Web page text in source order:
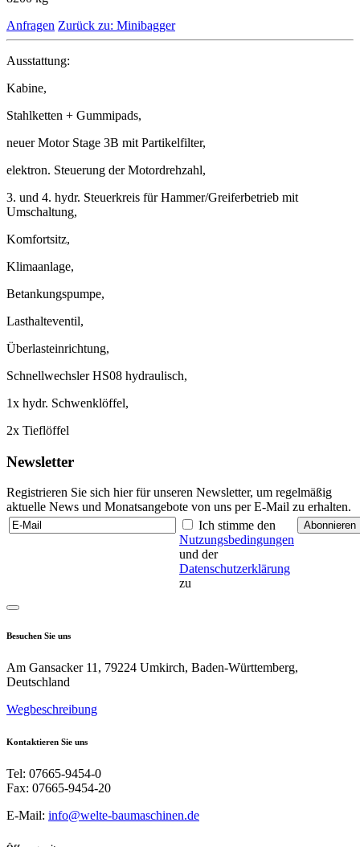
Anfragen Zurück zu: Minibagger
Ausstattung:
Kabine,
Stahlketten + Gummipads,
neuer Motor Stage 3B mit Partikelfilter,
elektron. Steuerung der Motordrehzahl,
3. und 4. hydr. Steuerkreis für Hammer/Greiferbetrieb mit
Umschaltung,
Komfortsitz,
Klimaanlage,
Betankungspumpe,
Lasthalteventil,
Überlasteinrichtung,
Schnellwechsler HS08 hydraulisch,
1x hydr. Schwenklöffel,
2x Tieflöffel
Newsletter
Registrieren Sie sich hier für unseren Newsletter, um regelmäßig
aktuelle News und Monatsangebote von uns per E-Mail zu erhalten.
Ich stimme den
Nutzungsbedingungen
und der
Datenschutzerklärung
zu
Besuchen Sie uns
Am Gansacker 11, 79224 Umkirch, Baden-Württemberg,
Deutschland
Wegbeschreibung
Kontaktieren Sie uns
Tel: 07665-9454-0
Fax: 07665-9454-20
E-Mail: info@welte-baumaschinen.de